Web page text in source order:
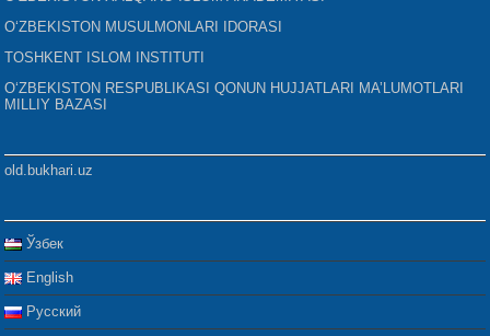
O‘ZBEKISTON MUSULMONLARI IDORASI
TOSHKENT ISLOM INSTITUTI
O‘ZBEKISTON RESPUBLIKASI QONUN HUJJATLARI MA’LUMOTLARI
MILLIY BAZASI
old.bukhari.uz
Ўзбек
English
Русский